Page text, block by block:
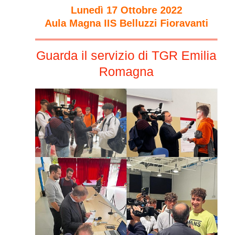
Lunedì 17 Ottobre 2022
Aula Magna IIS Belluzzi Fioravanti
Guarda il servizio di TGR Emilia
Romagna